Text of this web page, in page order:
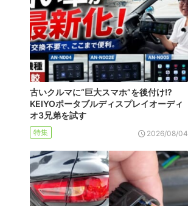
古いクルマに“巨大スマホ”を後付け!?
KEIYOポータブルディスプレイオーディ
オ3兄弟を試す
特集 2026/08/04